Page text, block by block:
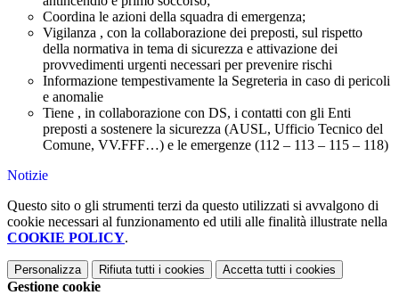
Coordina le azioni della squadra di emergenza;
Vigilanza , con la collaborazione dei preposti, sul rispetto
della normativa in tema di sicurezza e attivazione dei
provvedimenti urgenti necessari per prevenire rischi
Informazione tempestivamente la Segreteria in caso di pericoli
e anomalie
Tiene , in collaborazione con DS, i contatti con gli Enti
preposti a sostenere la sicurezza (AUSL, Ufficio Tecnico del
Comune, VV.FFF…) e le emergenze (112 – 113 – 115 – 118)
Notizie
Questo sito o gli strumenti terzi da questo utilizzati si avvalgono di
cookie necessari al funzionamento ed utili alle finalità illustrate nella
COOKIE POLICY.
Personalizza Rifiuta tutti i cookies Accetta tutti i cookies
Gestione cookie